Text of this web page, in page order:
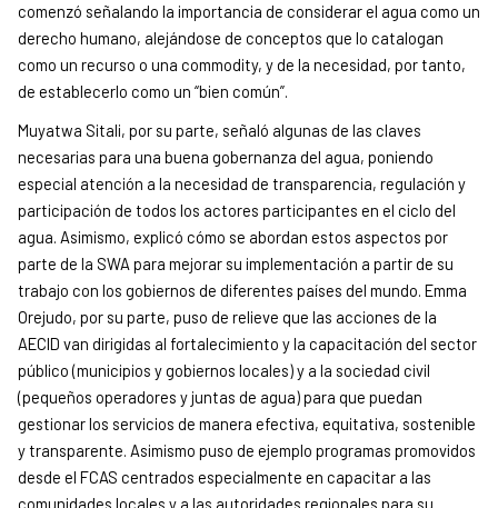
comenzó señalando la importancia de considerar el agua como un
derecho humano, alejándose de conceptos que lo catalogan
como un recurso o una commodity, y de la necesidad, por tanto,
de establecerlo como un “bien común”.
Muyatwa Sitali, por su parte, señaló algunas de las claves
necesarias para una buena gobernanza del agua, poniendo
especial atención a la necesidad de transparencia, regulación y
participación de todos los actores participantes en el ciclo del
agua. Asimismo, explicó cómo se abordan estos aspectos por
parte de la SWA para mejorar su implementación a partir de su
trabajo con los gobiernos de diferentes países del mundo. Emma
Orejudo, por su parte, puso de relieve que las acciones de la
AECID van dirigidas al fortalecimiento y la capacitación del sector
público (municipios y gobiernos locales) y a la sociedad civil
(pequeños operadores y juntas de agua) para que puedan
gestionar los servicios de manera efectiva, equitativa, sostenible
y transparente. Asimismo puso de ejemplo programas promovidos
desde el FCAS centrados especialmente en capacitar a las
comunidades locales y a las autoridades regionales para su